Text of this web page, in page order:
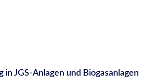
JGS-Anlagen und Biogasanlagen